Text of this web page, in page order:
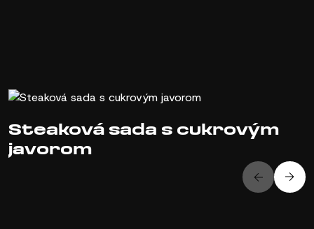
Steaková sada s cukrovým
javorom